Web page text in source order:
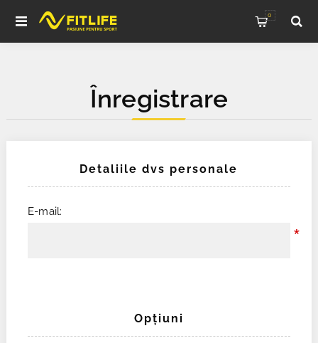
0
Înregistrare
Detaliile dvs personale
E-mail:
*
Opţiuni